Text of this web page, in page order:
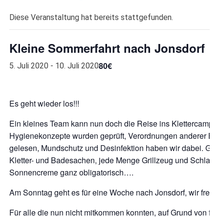
Diese Veranstaltung hat bereits stattgefunden.
Kleine Sommerfahrt nach Jonsdorf
5. Juli 2020 - 10. Juli 202080€
Es geht wieder los!!!
Ein kleines Team kann nun doch die Reise ins Klettercamp
Hygienekonzepte wurden geprüft, Verordnungen anderer
gelesen, Mundschutz und Desinfektion haben wir dabei.
Kletter- und Badesachen, jede Menge Grillzeug und
Sonnencreme ganz obligatorisch….
Am Sonntag geht es für eine Woche nach Jonsdorf, wir
Für alle die nun nicht mitkommen konnten, auf Grund von